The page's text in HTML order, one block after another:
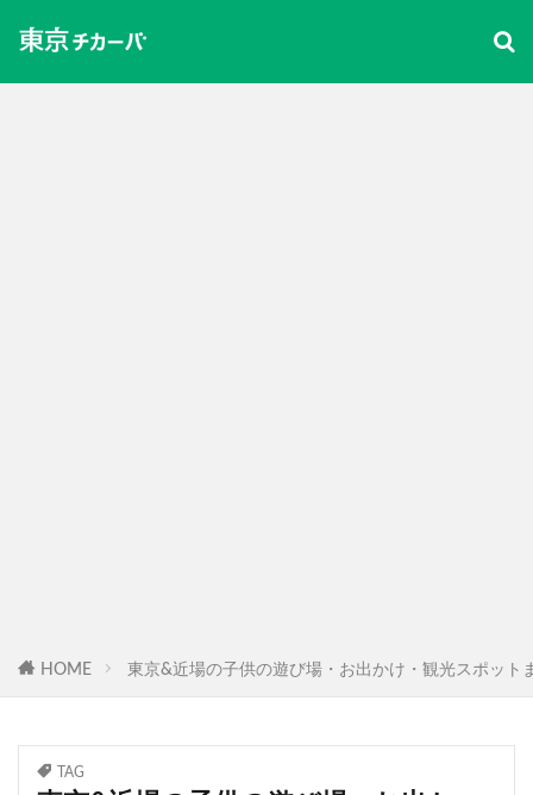
HOME 東京&近場の子供の遊び場・お出かけ・観光スポット
TAG